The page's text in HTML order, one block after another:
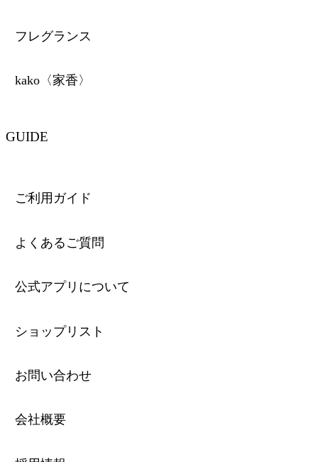
フレグランス
kako〈家香〉
GUIDE
ご利用ガイド
よくあるご質問
公式アプリについて
ショップリスト
お問い合わせ
会社概要